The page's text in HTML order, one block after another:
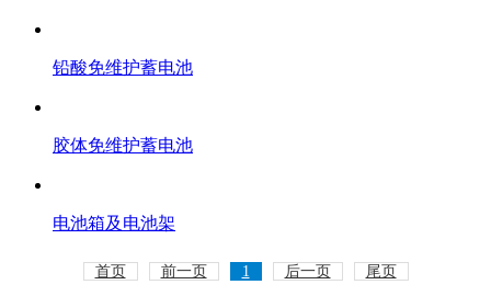
铅酸免维护蓄电池
胶体免维护蓄电池
电池箱及电池架
首页 前一页 1 后一页 尾页